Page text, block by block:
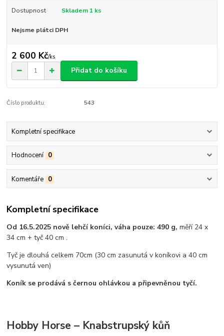
Dostupnost Skladem 1 ks
Nejsme plátci DPH
2 600 Kč/ks
Přidat do košíku
Číslo produktu: 543
Kompletní specifikace
Hodnocení 0
Komentáře 0
Kompletní specifikace
Od 16.5.2025 nově lehčí koníci, váha pouze: 490 g,měří 24 x
34 cm + tyč 40 cm .
Tyč je dlouhá celkem 70cm (30 cm zasunutá v koníkovi a 40 cm
vysunutá ven)
Koník se prodává s černou ohlávkou a připevněnou tyčí.
Hobby Horse – Knabstrupský kůň